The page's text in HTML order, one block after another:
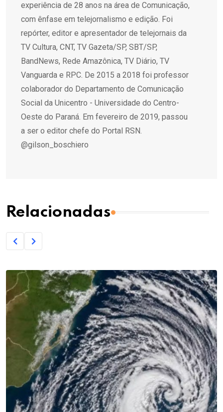
experiência de 28 anos na área de Comunicação,
com ênfase em telejornalismo e edição. Foi
repórter, editor e apresentador de telejornais da
TV Cultura, CNT, TV Gazeta/SP, SBT/SP,
BandNews, Rede Amazônica, TV Diário, TV
Vanguarda e RPC. De 2015 a 2018 foi professor
colaborador do Departamento de Comunicação
Social da Unicentro - Universidade do Centro-
Oeste do Paraná. Em fevereiro de 2019, passou
a ser o editor chefe do Portal RSN.
@gilson_boschiero
Relacionadas